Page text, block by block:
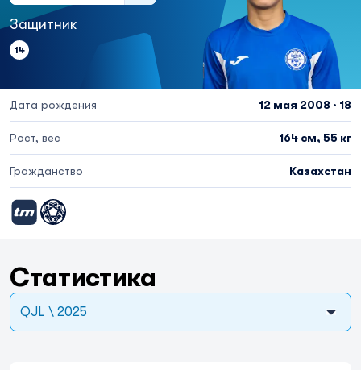
Защитник
14
Дата рождения 12 мая 2008 · 18
Рост, вес 164 см, 55 кг
Гражданство Казахстан
Статистика
QJL \ 2025